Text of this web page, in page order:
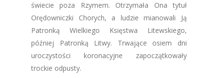
świecie poza Rzymem. Otrzymała Ona tytuł
Orędowniczki Chorych, a ludzie mianowali Ją
Patronką Wielkiego Księstwa Litewskiego,
później Patronką Litwy. Trwające osiem dni
uroczystości koronacyjne zapoczątkowały
trockie odpusty.